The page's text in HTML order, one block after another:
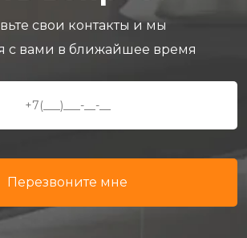
свои контакты и мы
с вами в ближайшее время